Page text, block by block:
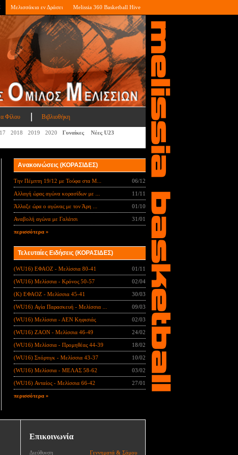
Μελισσάκια εν Δράσει Melissia 360 Basketball Hive
Φίλου Βιβλιοθήκη
2018 2019 2020 Γυναίκες
Νέες U23
Ανακοινώσεις (ΚΟΡΑΣΙΔΕΣ)
Την Πέμπτη 19/12 με Τούφα στα Μ... 06/12
Αλλαγή ώρας αγώνα κορασίδων με ... 11/11
Άλλαξε ώρα ο αγώνας με τον Άρη ... 01/10
Αναβολή αγώνα με Γαλάτσι 31/01
περισσότερα »
Τελευταίες Ειδήσεις (ΚΟΡΑΣΙΔΕΣ)
(WU16) ΕΦΑΟΖ - Μελίσσια 80-41 01/11
(WU16) Μελίσσια - Κρόνος 50-57 02/04
(Κ) ΕΦΑΟΖ - Μελίσσια 45-41 30/03
(WU16) Αγία Παρασκευή - Μελίσσια ... 09/03
(WU16) Μελίσσια - ΑΕΝ Κηφισιάς 02/03
(WU16) ΖΑΟΝ - Μελίσσια 46-49 24/02
(WU16) Μελίσσια - Προμηθέας 44-39 18/02
(WU16) Σπόρτιγκ - Μελίσσια 43-37 10/02
(WU16) Μελίσσια - ΜΕΛΑΣ 58-62 03/02
(WU16) Ανταίος - Μελίσσια 66-42 27/01
περισσότερα »
Επικοινωνία
Διεύθυνση Γεννηματά & Σάμου